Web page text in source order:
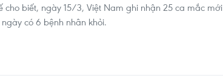
cho biết, ngày 15/3, Việt Nam ghi nhận 25 ca mắc mới
có 6 bệnh nhân khỏi.